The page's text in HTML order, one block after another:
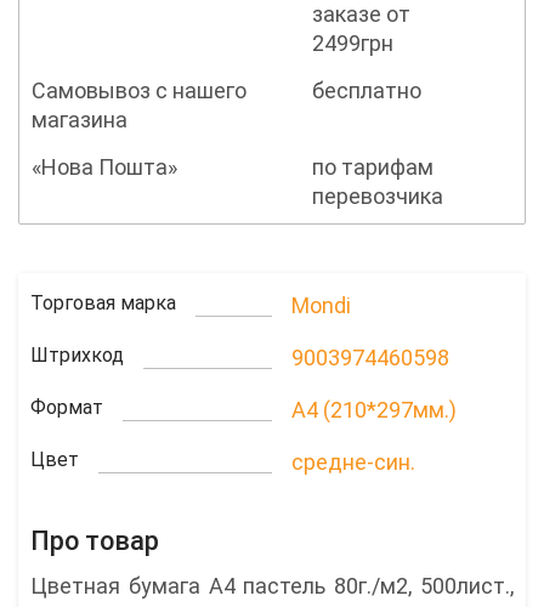
заказе от
2499грн
Самовывоз с нашего
магазина
бесплатно
«Нова Пошта»
по тарифам
перевозчика
Торговая марка Mondi
Штрихкод 9003974460598
Формат A4 (210*297мм.)
Цвет средне-син.
Про товар
Цветная бумага A4 пастель 80г./м2, 500лист.,